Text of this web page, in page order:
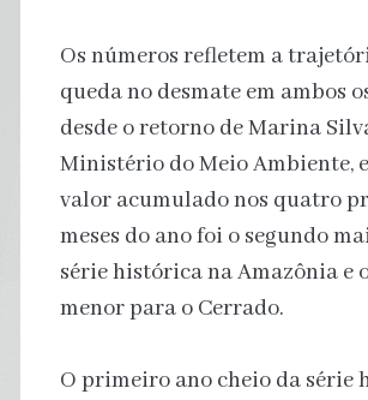
Os números refletem a
queda no desmate em ambos
desde o retorno de Marina
Ministério do Meio Ambiente,
valor acumulado nos quatro
meses do ano foi o segundo
série histórica na Amazônia e
menor para o Cerrado.
O primeiro ano cheio da série